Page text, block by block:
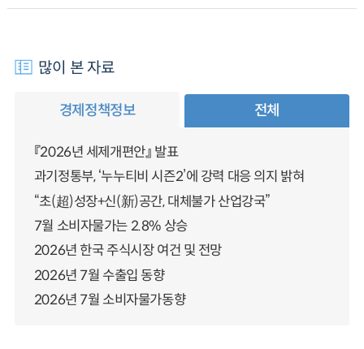
많이 본 자료
경제정책정보 전체
『2026년 세제개편안』 발표
과기정통부, ‘누누티비 시즌2’에 강력 대응 의지 밝혀
“초(超)성장+신(新)공간, 대체불가 산업강국”
7월 소비자물가는 2.8% 상승
2026년 한국 주식시장 여건 및 전망
2026년 7월 수출입 동향
2026년 7월 소비자물가동향